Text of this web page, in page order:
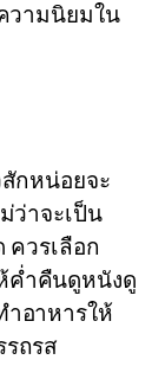
วามนิยมใน
กหน่อยจะ
ว่าจะเป็น
วรเลือก
ค่ำคืนดูหนังดู
อาหารให้
ถรส